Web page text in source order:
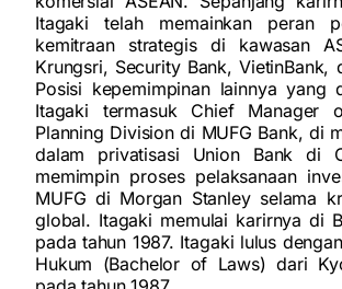
Itagaki telah memainkan peran
kemitraan strategis di kawasan
Krungsri, Security Bank, VietinBank,
Posisi kepemimpinan lainnya yang
Itagaki termasuk Chief Manager
Planning Division di MUFG Bank, di
dalam privatisasi Union Bank di
memimpin proses pelaksanaan
MUFG di Morgan Stanley selama
global. Itagaki memulai karirnya di
pada tahun 1987. Itagaki lulus
Hukum (Bachelor of Laws) dari